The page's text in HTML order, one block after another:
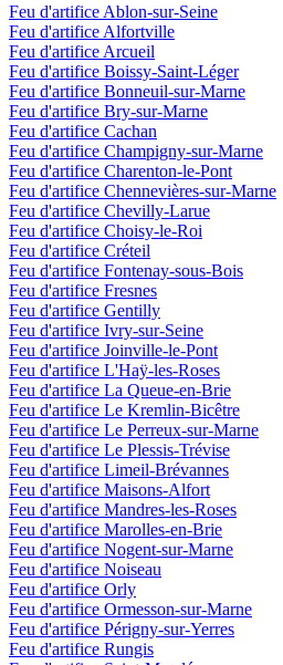
Feu d'artifice Ablon-sur-Seine
Feu d'artifice Alfortville
Feu d'artifice Arcueil
Feu d'artifice Boissy-Saint-Léger
Feu d'artifice Bonneuil-sur-Marne
Feu d'artifice Bry-sur-Marne
Feu d'artifice Cachan
Feu d'artifice Champigny-sur-Marne
Feu d'artifice Charenton-le-Pont
Feu d'artifice Chennevières-sur-Marne
Feu d'artifice Chevilly-Larue
Feu d'artifice Choisy-le-Roi
Feu d'artifice Créteil
Feu d'artifice Fontenay-sous-Bois
Feu d'artifice Fresnes
Feu d'artifice Gentilly
Feu d'artifice Ivry-sur-Seine
Feu d'artifice Joinville-le-Pont
Feu d'artifice L'Haÿ-les-Roses
Feu d'artifice La Queue-en-Brie
Feu d'artifice Le Kremlin-Bicêtre
Feu d'artifice Le Perreux-sur-Marne
Feu d'artifice Le Plessis-Trévise
Feu d'artifice Limeil-Brévannes
Feu d'artifice Maisons-Alfort
Feu d'artifice Mandres-les-Roses
Feu d'artifice Marolles-en-Brie
Feu d'artifice Nogent-sur-Marne
Feu d'artifice Noiseau
Feu d'artifice Orly
Feu d'artifice Ormesson-sur-Marne
Feu d'artifice Périgny-sur-Yerres
Feu d'artifice Rungis